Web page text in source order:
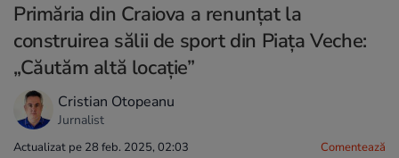
Primăria din Craiova a renunțat la
construirea sălii de sport din Piața Veche:
„Căutăm altă locație”
Cristian Otopeanu
Jurnalist
Actualizat pe 28 feb. 2025, 02:03 Comentează